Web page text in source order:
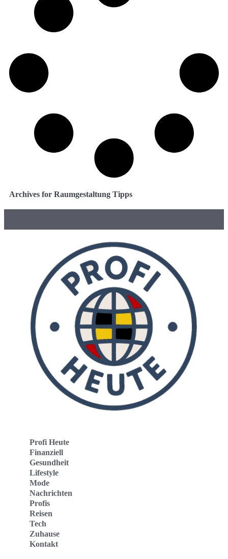
Archives for Raumgestaltung Tipps
Profi Heute
Finanziell
Gesundheit
Lifestyle
Mode
Nachrichten
Profis
Reisen
Tech
Zuhause
Kontakt